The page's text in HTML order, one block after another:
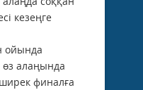
кезеңге
ойында
алаңында
финалға